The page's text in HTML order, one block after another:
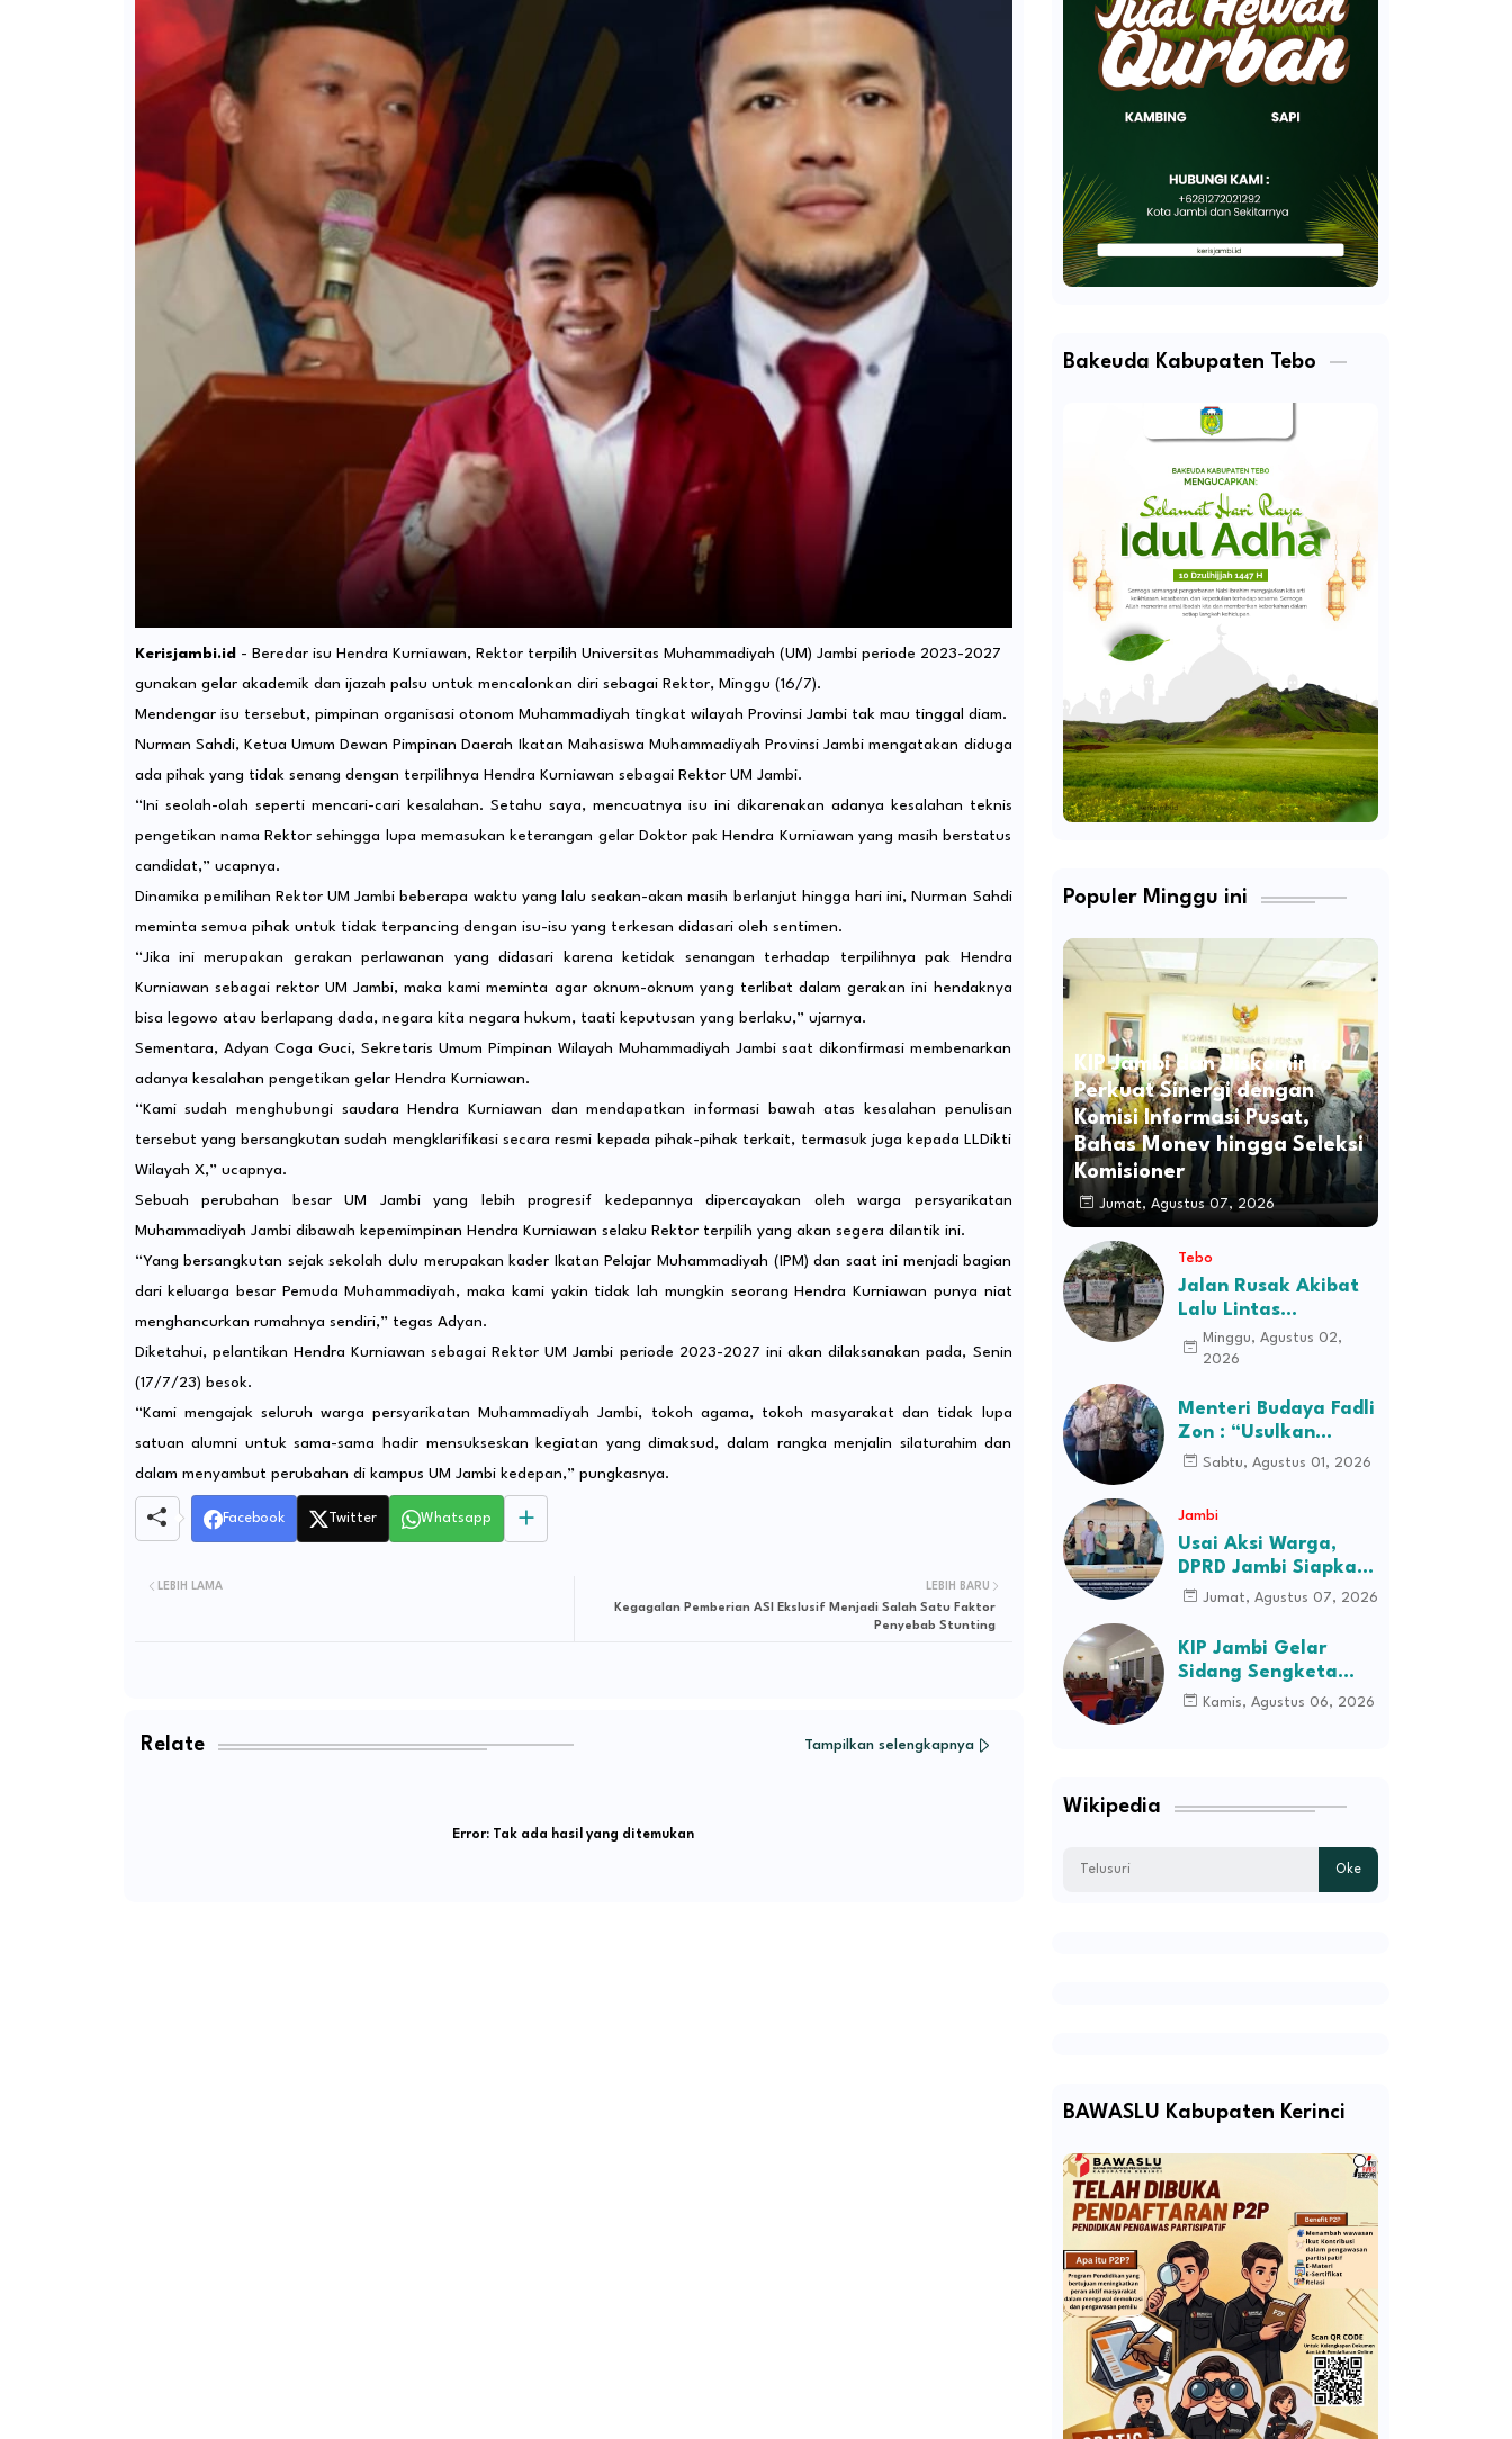
Kerisjambi.id - Beredar isu Hendra Kurniawan, Rektor terpilih Universitas Muhammadiyah (UM) Jambi periode 2023-2027
gunakan gelar akademik dan ijazah palsu untuk mencalonkan diri sebagai Rektor, Minggu (16/7).
Mendengar isu tersebut, pimpinan organisasi otonom Muhammadiyah tingkat wilayah Provinsi Jambi tak mau tinggal diam.
Nurman Sahdi, Ketua Umum Dewan Pimpinan Daerah Ikatan Mahasiswa Muhammadiyah Provinsi Jambi mengatakan diduga
ada pihak yang tidak senang dengan terpilihnya Hendra Kurniawan sebagai Rektor UM Jambi.
“Ini seolah-olah seperti mencari-cari kesalahan. Setahu saya, mencuatnya isu ini dikarenakan adanya kesalahan teknis
pengetikan nama Rektor sehingga lupa memasukan keterangan gelar Doktor pak Hendra Kurniawan yang masih berstatus
candidat,” ucapnya.
Dinamika pemilihan Rektor UM Jambi beberapa waktu yang lalu seakan-akan masih berlanjut hingga hari ini, Nurman Sahdi
meminta semua pihak untuk tidak terpancing dengan isu-isu yang terkesan didasari oleh sentimen.
“Jika ini merupakan gerakan perlawanan yang didasari karena ketidak senangan terhadap terpilihnya pak Hendra
Kurniawan sebagai rektor UM Jambi, maka kami meminta agar oknum-oknum yang terlibat dalam gerakan ini hendaknya
bisa legowo atau berlapang dada, negara kita negara hukum, taati keputusan yang berlaku,” ujarnya.
Sementara, Adyan Coga Guci, Sekretaris Umum Pimpinan Wilayah Muhammadiyah Jambi saat dikonfirmasi membenarkan
adanya kesalahan pengetikan gelar Hendra Kurniawan.
“Kami sudah menghubungi saudara Hendra Kurniawan dan mendapatkan informasi bawah atas kesalahan penulisan
tersebut yang bersangkutan sudah mengklarifikasi secara resmi kepada pihak-pihak terkait, termasuk juga kepada LLDikti
Wilayah X,” ucapnya.
Sebuah perubahan besar UM Jambi yang lebih progresif kedepannya dipercayakan oleh warga persyarikatan
Muhammadiyah Jambi dibawah kepemimpinan Hendra Kurniawan selaku Rektor terpilih yang akan segera dilantik ini.
“Yang bersangkutan sejak sekolah dulu merupakan kader Ikatan Pelajar Muhammadiyah (IPM) dan saat ini menjadi bagian
dari keluarga besar Pemuda Muhammadiyah, maka kami yakin tidak lah mungkin seorang Hendra Kurniawan punya niat
menghancurkan rumahnya sendiri,” tegas Adyan.
Diketahui, pelantikan Hendra Kurniawan sebagai Rektor UM Jambi periode 2023-2027 ini akan dilaksanakan pada, Senin
(17/7/23) besok.
“Kami mengajak seluruh warga persyarikatan Muhammadiyah Jambi, tokoh agama, tokoh masyarakat dan tidak lupa
satuan alumni untuk sama-sama hadir mensukseskan kegiatan yang dimaksud, dalam rangka menjalin silaturahim dan
dalam menyambut perubahan di kampus UM Jambi kedepan,” pungkasnya.
Facebook Twitter Whatsapp
LEBIH BARU
Kegagalan Pemberian ASI Ekslusif Menjadi Salah Satu Faktor
Penyebab Stunting
LEBIH LAMA
Relate Tampilkan selengkapnya
Error: Tak ada hasil yang ditemukan
Bakeuda Kabupaten Tebo
Populer Minggu ini
KIP Jambi dan Diskominfo
Perkuat Sinergi dengan
Komisi Informasi Pusat,
Bahas Monev hingga Seleksi
Komisioner
Jumat, Agustus 07, 2026
Tebo
Jalan Rusak Akibat
Lalu Lintas
Kendaraan
Perusahaan,
Desa Kec Tebo Ilir
Bakal Blokade Jalan
Minggu, Agustus 02,
2026
Menteri Budaya Fadli
Zon : “Usulkan
Perusahaan Itu
Sabtu, Agustus 01, 2026
Jambi
Usai Aksi Warga,
DPRD Jambi Siapkan
RDP Jalan Simpang
Jumat, Agustus 07, 2026
KIP Jambi Gelar
Sidang Sengketa
Informasi Dugaan
Kamis, Agustus 06, 2026
Wikipedia
BAWASLU Kabupaten Kerinci